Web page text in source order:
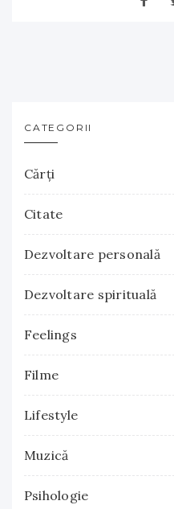
CATEGORII
Cărţi
Citate
Dezvoltare personală
Dezvoltare spirituală
Feelings
Filme
Lifestyle
Muzică
Psihologie